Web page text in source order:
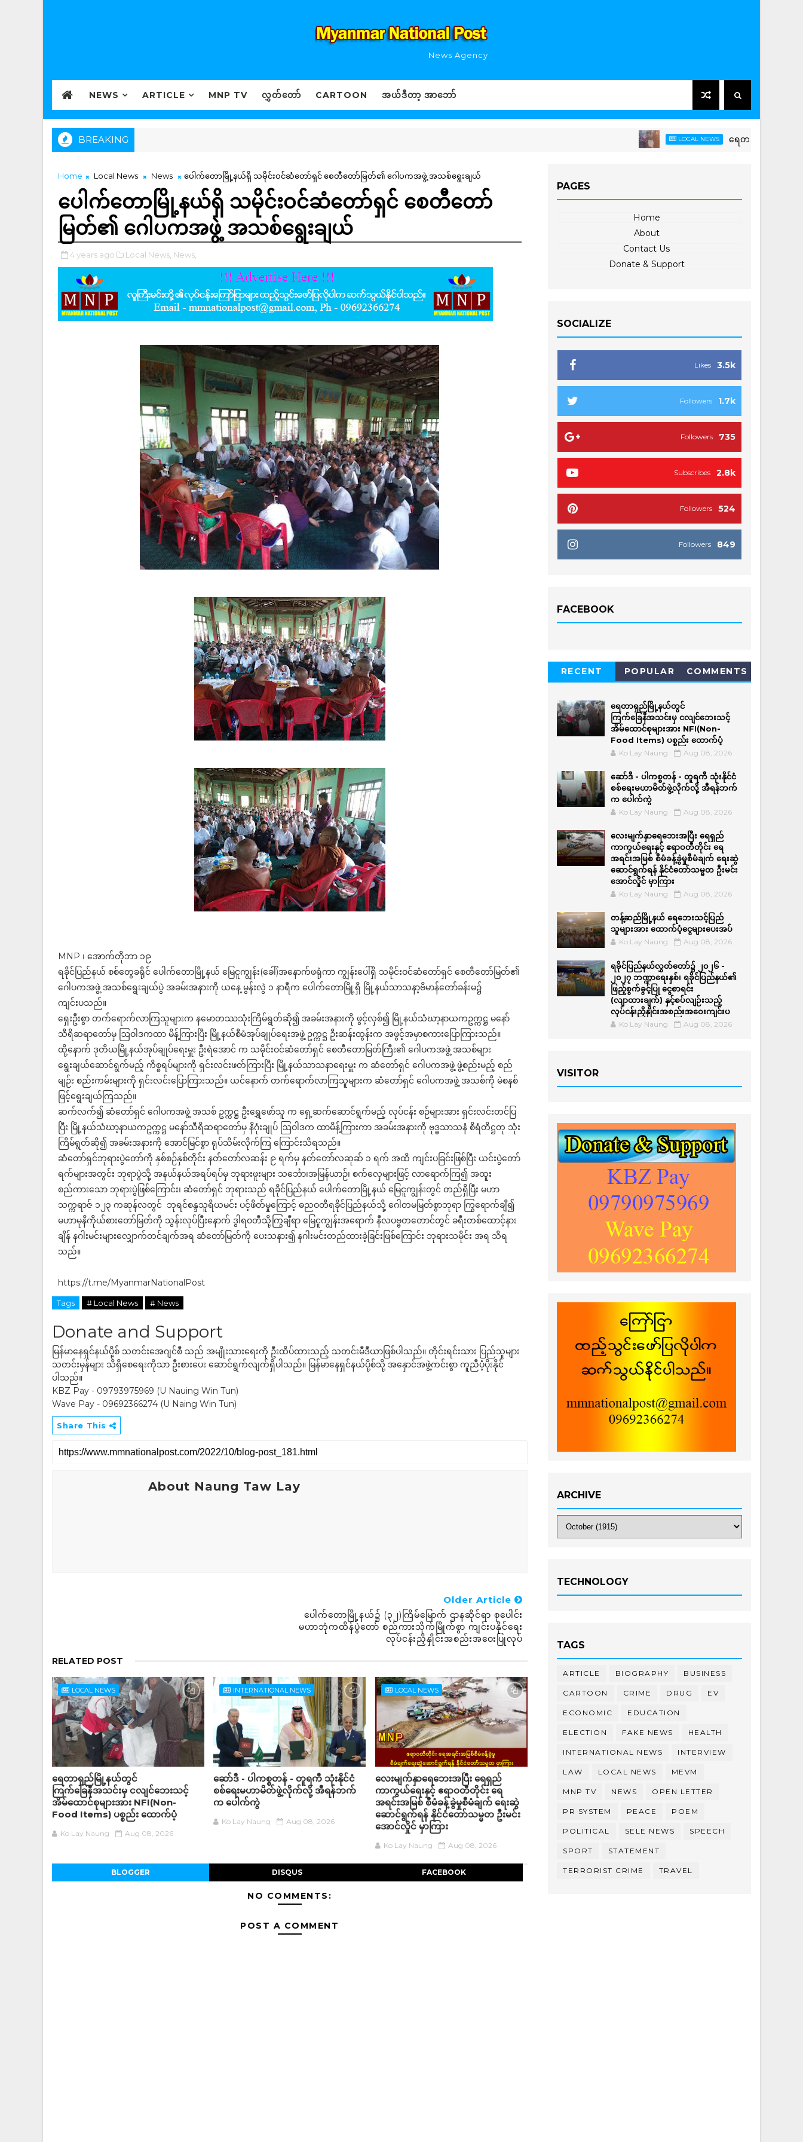
News Agency
NEWS ARTICLE MNP TV လွှတ်တော် CARTOON အယ်ဒီတာ့ အာဘော်
BREAKING LOCAL NEWS ရေတာရှည်မြို့နယ်တွင် ကြက်ခြ
Home Local News News ပေါက်တောမြို့နယ်ရှိ သမိုင်းဝင်ဆံတော်ရှင် စေတီတော်မြတ်၏ ဂေါပကအဖွဲ့ အသစ်ရွေးချယ်
ပေါက်တောမြို့နယ်ရှိ သမိုင်းဝင်ဆံတော်ရှင် စေတီတော်
မြတ်၏ ဂေါပကအဖွဲ့ အသစ်ရွေးချယ်
4 years ago Local News, News,
MNP ၊ အောက်တိုဘာ ၁၉
ရခိုင်ပြည်နယ် စစ်တွေခရိုင် ပေါက်တောမြို့နယ် မြေငူကျွန်း(ခေါ်)အနောက်ဖရုံကာ ကျွန်းပေါ်ရှိ သမိုင်းဝင်ဆံတော်ရှင် စေတီတော်မြတ်၏
ဂေါပကအဖွဲ့ အသစ်ရွေးချယ်ပွဲ အခမ်းအနားကို ယနေ့ မွန်းလွဲ ၁ နာရီက ပေါက်တောမြို့ရှိ မြို့နယ်သာသနာ့ဗိမာန်တော်ခန်းမ၌
ကျင်းပသည်။
ရှေးဦးစွာ တက်ရောက်လာကြသူများက နမောတဿသုံးကြိမ်ရွတ်ဆို၍ အခမ်းအနားကို ဖွင့်လှစ်၍ မြို့နယ်သံဃာ့နာယကဥက္ကဋ္ဌ မနော်
သီရိဆရာတော်မှ ဩဝါဒကထာ မိန့်ကြားပြီး မြို့နယ်စီမံအုပ်ချုပ်ရေးအဖွဲ့ ဥက္ကဋ္ဌ ဦးဆန်းထွန်းက အဖွင့်အမှာစကားပြောကြားသည်။
ထို့နောက် ဒုတိယမြို့နယ်အုပ်ချုပ်ရေးမှူး ဦးရဲအောင် က သမိုင်းဝင်ဆံတော်ရှင် စေတီတောမြတ်ကြီး၏ ဂေါပကအဖွဲ့ အသစ်များ
ရွေးချယ်ဆောင်ရွက်မည့် ကိစ္စရပ်များကို ရှင်းလင်းဖတ်ကြားပြီး မြို့နယ်သာသနာရေးမှူး က ဆံတော်ရှင် ဂေါပကအဖွဲ့ ဖွဲ့စည်းမည့် စည်
မျဉ်း စည်းကမ်းများကို ရှင်းလင်းပြောကြားသည်။ ယင်နောက် တက်ရောက်လာကြသူများက ဆံတော်ရှင် ဂေါပကအဖွဲ့ အသစ်ကို မဲစနစ်
ဖြင့်ရွေးချယ်ကြသည်။
ဆက်လက်၍ ဆံတော်ရှင် ဂေါပကအဖွဲ့ အသစ် ဥက္ကဋ္ဌ ဦးရွှေဖော်သူ က ရှေ့ဆက်ဆောင်ရွက်မည့် လုပ်ငန်း စဉ်များအား ရှင်းလင်းတင်ပြ
ပြီး မြို့နယ်သံဃာ့နာယကဥက္ကဋ္ဌ မနော်သီရိဆရာတော်မှ နိဂုံးချုပ် ဩဝါဒက ထာမိန့်ကြားကာ အခမ်းအနားကို ဗုဒ္ဓသာသနံ စိရံတိဋ္ဌတု သုံး
ကြိမ်ရွတ်ဆို၍ အခမ်းအနားကို အောင်မြင်စွာ ရုပ်သိမ်းလိုက်ကြ ကြောင်းသိရသည်။
ဆံတော်ရှင်ဘုရားပွဲတော်ကို နှစ်စဉ်နှစ်တိုင်း နတ်တော်လဆန်း ၉ ရက်မှ နတ်တော်လဆုဆ် ၁ ရက် အထိ ကျင်းပခြင်းဖြစ်ပြီး ယင်းပွဲတော်
ရက်များအတွင်း ဘုရာပွဲသို့ အနယ်နယ်အရပ်ရပ်မှ ဘုရားဖူးများ သင်္ဘော၊အမြန်ယာဉ်၊ စက်လှေများဖြင့် လာရောက်ကြ၍ အထူး
စည်ကားသော ဘုရားပွဲဖြစ်ကြောင်း၊ ဆံတော်ရှင် ဘုရားသည် ရခိုင်ပြည်နယ် ပေါက်တောမြို့နယ် မြေငူကျွန်းတွင် တည်ရှိပြီး မဟာ
သက္ကရာဇ် ၁၂၃ ကဆုန်လတွင် ဘုရင်စန္ဒသူရိယမင်း ပင့်ဖိတ်မှုကြောင့် ဓညဝတီရခိုင်ပြည်နယ်သို့ ဂေါတမမြတ်စွာဘုရာ ကြွရောက်ချီ၍
မဟာမုနိကိုယ်စားတော်မြတ်ကို သွန်းလုပ်ပြီးနောက် ဒွါရဝတီသို့ကြွချီရာ မြေငူကျွန်းအရောက် နီလပဗ္ဗတတောင်တွင် ခရီးတစ်ထောင့်နား
ချိန် နဂါးမင်းများလျှောက်တင်ချက်အရ ဆံတော်မြတ်ကို ပေးသနား၍ နဂါးမင်းတည်ထားခဲ့ခြင်းဖြစ်ကြောင်း ဘုရားသမိုင်း အရ သိရ
သည်။
https://t.me/MyanmarNationalPost
Tags # Local News # News
Donate and Support
မြန်မာနေရှင်နယ်ပို့စ် သတင်းအေဂျင်စီ သည် အမျိုးသားရေးကို ဦးထိပ်ထားသည့် သတင်းမီဒီယာဖြစ်ပါသည်။ တိုင်းရင်းသား ပြည်သူများ
သတင်းမှန်များ သိရှိစေရေးကိုသာ ဦးစားပေး ဆောင်ရွက်လျက်ရှိပါသည်။ မြန်မာနေရှင်နယ်ပို့စ်သို့ အနှောင်အဖွဲ့ကင်းစွာ ကူညီပံ့ပိုးနိုင်
ပါသည်။
KBZ Pay - 09793975969 (U Nauing Win Tun)
Wave Pay - 09692366274 (U Naing Win Tun)
Share This
About Naung Taw Lay
Older Article
ပေါက်တောမြို့နယ်၌ (၃၂)ကြိမ်မြောက် ဌာနဆိုင်ရာ စုပေါင်း
မဟာဘုံကထိန်ပွဲတော် စည်ကားသိုက်မြိုက်စွာ ကျင်းပနိုင်ရေး
လုပ်ငန်းညှိနှိုင်းအစည်းအဝေးပြုလုပ်
RELATED POST
LOCAL NEWS
ရေတာရှည်မြို့နယ်တွင်
ကြက်ခြေနီအသင်းမှ ငလျင်ဘေးသင့်
အိမ်‌ထောင်စုများအား NFI(Non-
Food Items) ပစ္စည်း ထောက်ပံ့
Ko Lay Naung Aug 08, 2026
INTERNATIONAL NEWS
ဆော်ဒီ - ပါကစ္စတန် - တူရကီ သုံးနိုင်ငံ
စစ်ရေးမဟာမိတ်ဖွဲ့လိုက်လို့ အီရန်ဘက်
က ပေါက်ကွဲ
Ko Lay Naung Aug 08, 2026
LOCAL NEWS
လေးမျက်နှာရေဘေးအပြီး ရေရှည်
ကာကွယ်ရေးနှင့် ဧရာဝတီတိုင်း ရေ
အရင်းအမြစ် စီမံခန့်ခွဲမှုစီမံချက် ရေးဆွဲ
ဆောင်ရွက်ရန် နိုင်ငံတော်သမ္မတ ဦးမင်း
အောင်လှိုင် မှာကြား
Ko Lay Naung Aug 08, 2026
BLOGGER DISQUS FACEBOOK
NO COMMENTS:
POST A COMMENT
PAGES
Home
About
Contact Us
Donate & Support
SOCIALIZE
3.5k
Likes
1.7k
Followers
735
Followers
2.8k
Subscribes
524
Followers
849
Followers
FACEBOOK
RECENT POPULAR COMMENTS
ရေတာရှည်မြို့နယ်တွင်
ကြက်ခြေနီအသင်းမှ ငလျင်ဘေးသင့်
အိမ်‌ထောင်စုများအား NFI(Non-
Food Items) ပစ္စည်း ထောက်ပံ့
Ko Lay Naung Aug 08, 2026
ဆော်ဒီ - ပါကစ္စတန် - တူရကီ သုံးနိုင်ငံ
စစ်ရေးမဟာမိတ်ဖွဲ့လိုက်လို့ အီရန်ဘက်
က ပေါက်ကွဲ
Ko Lay Naung Aug 08, 2026
လေးမျက်နှာရေဘေးအပြီး ရေရှည်
ကာကွယ်ရေးနှင့် ဧရာဝတီတိုင်း ရေ
အရင်းအမြစ် စီမံခန့်ခွဲမှုစီမံချက် ရေးဆွဲ
ဆောင်ရွက်ရန် နိုင်ငံတော်သမ္မတ ဦးမင်း
အောင်လှိုင် မှာကြား
Ko Lay Naung Aug 08, 2026
တန့်ဆည်မြို့နယ် ရေဘေးသင့်ပြည်
သူများအား ထောက်ပံ့ငွေများပေးအပ်
Ko Lay Naung Aug 08, 2026
ရခိုင်ပြည်နယ်လွှတ်တော်၌ ၂၀၂၆ -
၂၀၂၇ ဘဏ္ဍာရေးနှစ်၊ ရခိုင်ပြည်နယ်၏
ဖြည့်စွက်ခွင့်ပြု ငွေစာရင်း
(လျာထားချက်) နှင့်စပ်လျဉ်းသည့်
လုပ်ငန်းညှိနှိုင်းအစည်းအဝေးကျင်းပ
Ko Lay Naung Aug 08, 2026
VISITOR
ARCHIVE
TECHNOLOGY
TAGS
ARTICLE BIOGRAPHY BUSINESS
CARTOON CRIME DRUG EV
ECONOMIC EDUCATION
ELECTION FAKE NEWS HEALTH
INTERNATIONAL NEWS INTERVIEW
LAW LOCAL NEWS MEVM
MNP TV NEWS OPEN LETTER
PR SYSTEM PEACE POEM
POLITICAL SELE NEWS SPEECH
SPORT STATEMENT
TERRORIST CRIME TRAVEL